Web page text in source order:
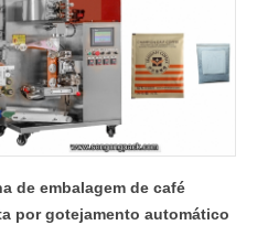
de embalagem de café
por gotejamento automático